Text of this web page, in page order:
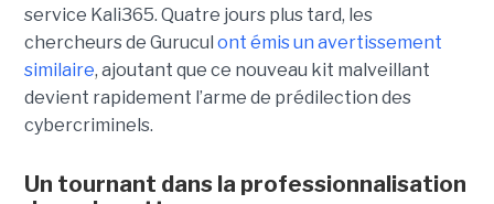
service Kali365. Quatre jours plus tard, les
chercheurs de Gurucul ont émis un avertissement
similaire, ajoutant que ce nouveau kit malveillant
devient rapidement l’arme de prédilection des
cybercriminels.
Un tournant dans la professionnalisation